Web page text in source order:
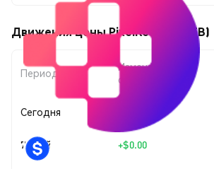
Движения цены PixelRealm (NFTB)
Период
Изменение
суммы
Сегодня
7 дней +$0.00